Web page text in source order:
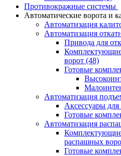
Противокражные системы
Автоматические ворота и
Автоматизация
Автоматизация
Привода для
Комплектующие
ворот (48)
Готовые
Автоматизация
Аксессуары
Готовые
Автоматизация
Комплектующие
распашных
Готовые